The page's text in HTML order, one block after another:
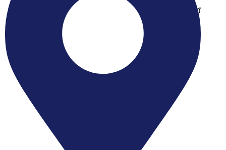
آیساسنتر در بله